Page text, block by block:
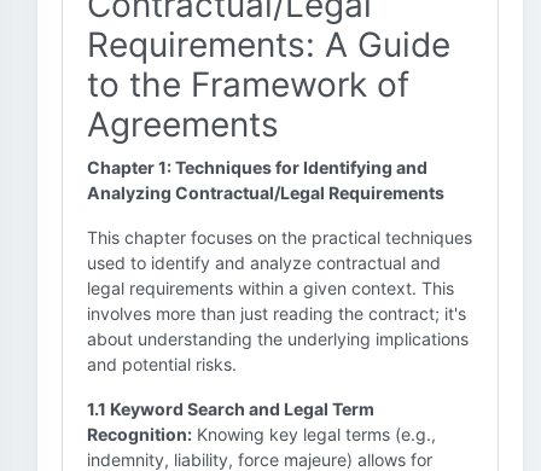
Requirements: A Guide
to the Framework of
Agreements
Chapter 1: Techniques for Identifying and
Analyzing Contractual/Legal Requirements
This chapter focuses on the practical techniques
used to identify and analyze contractual and
legal requirements within a given context. This
involves more than just reading the contract; it's
about understanding the underlying implications
and potential risks.
1.1 Keyword Search and Legal Term
Recognition: Knowing key legal terms (e.g.,
indemnity, liability, force majeure) allows for